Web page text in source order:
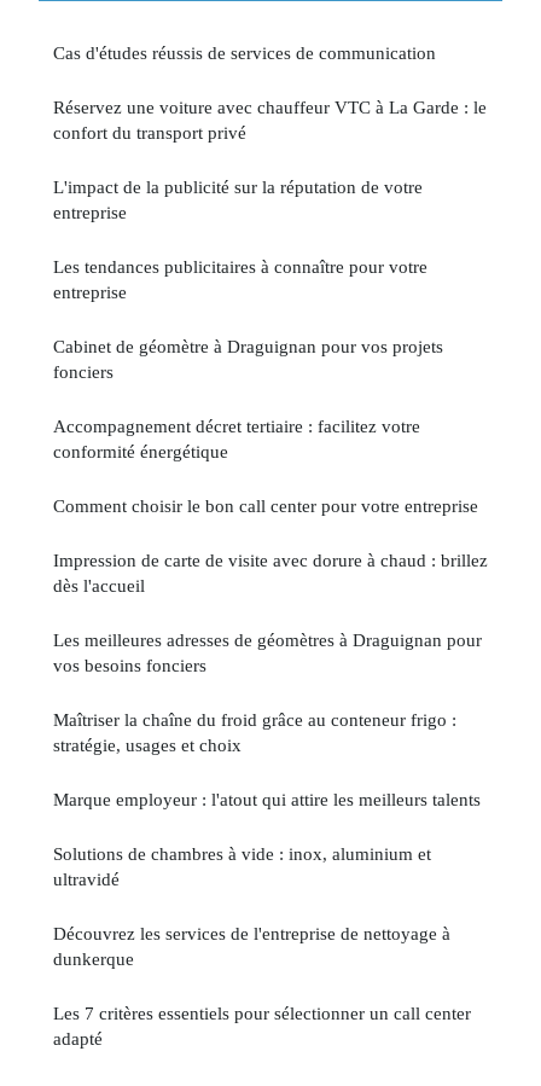
Cas d'études réussis de services de communication
Réservez une voiture avec chauffeur VTC à La Garde : le
confort du transport privé
L'impact de la publicité sur la réputation de votre
entreprise
Les tendances publicitaires à connaître pour votre
entreprise
Cabinet de géomètre à Draguignan pour vos projets
fonciers
Accompagnement décret tertiaire : facilitez votre
conformité énergétique
Comment choisir le bon call center pour votre entreprise
Impression de carte de visite avec dorure à chaud : brillez
dès l'accueil
Les meilleures adresses de géomètres à Draguignan pour
vos besoins fonciers
Maîtriser la chaîne du froid grâce au conteneur frigo :
stratégie, usages et choix
Marque employeur : l'atout qui attire les meilleurs talents
Solutions de chambres à vide : inox, aluminium et
ultravidé
Découvrez les services de l'entreprise de nettoyage à
dunkerque
Les 7 critères essentiels pour sélectionner un call center
adapté